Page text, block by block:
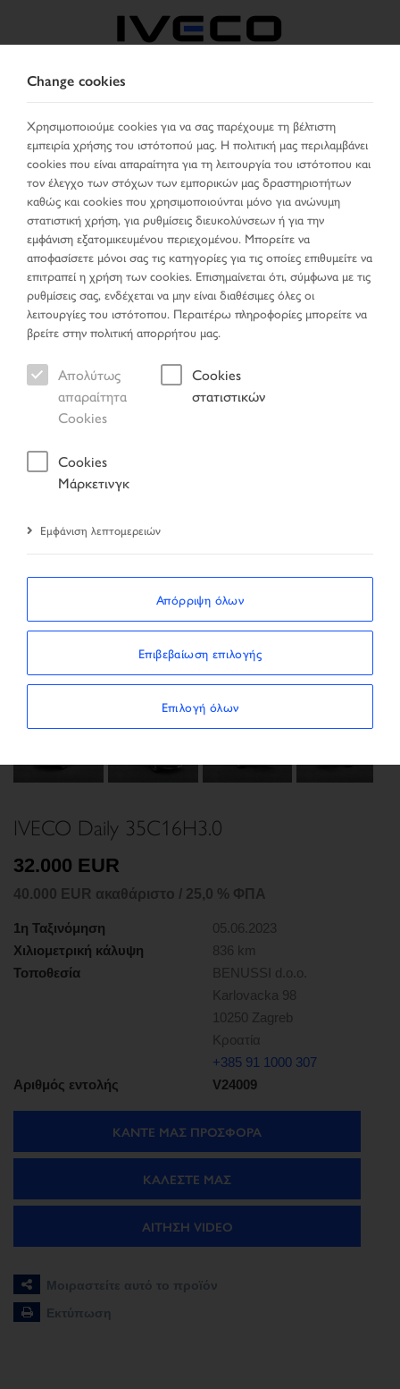
ΕΠΙΛΈΞΤΕ ΧΏΡΑ ΑΛΛΑΞΕ ΓΛΏΣΣΑ
Toggle
navigation
MENU
Όχημα
Σελίδα έναρξης
IVECO Daily 35C16H3.0
32.000 EUR
40.000 EUR ακαθάριστο / 25,0 % ΦΠΑ
1η Ταξινόμηση
05.06.2023
Χιλιομετρική κάλυψη
836 km
Τοποθεσία
BENUSSI d.o.o.
Karlovacka 98
10250 Zagreb
Κροατία
+385 91 1000 307
Αριθμός εντολής
V24009
ΚΑΝΤΕ ΜΑΣ ΠΡΟΣΦΟΡΑ
ΚΑΛΈΣΤΕ ΜΑΣ
ΑΊΤΗΣΗ VIDEO
Μοιραστείτε αυτό το προϊόν
Εκτύπωση
Change cookies
Χρησιμοποιούμε cookies για να σας παρέχουμε τη βέλτιστη
εμπειρία χρήσης του ιστότοπού μας. Η πολιτική μας περιλαμβάνει
cookies που είναι απαραίτητα για τη λειτουργία του ιστότοπου και
τον έλεγχο των στόχων των εμπορικών μας δραστηριοτήτων
καθώς και cookies που χρησιμοποιούνται μόνο για ανώνυμη
στατιστική χρήση, για ρυθμίσεις διευκολύνσεων ή για την
εμφάνιση εξατομικευμένου περιεχομένου. Μπορείτε να
αποφασίσετε μόνοι σας τις κατηγορίες για τις οποίες επιθυμείτε να
επιτραπεί η χρήση των cookies. Επισημαίνεται ότι, σύμφωνα με τις
ρυθμίσεις σας, ενδέχεται να μην είναι διαθέσιμες όλες οι
λειτουργίες του ιστότοπου. Περαιτέρω πληροφορίες μπορείτε να
βρείτε στην πολιτική απορρήτου μας.
Απολύτως
απαραίτητα
Cookies
Cookies
στατιστικών
Cookies
Μάρκετινγκ
Εμφάνιση λεπτομερειών
Απόρριψη όλων
Επιβεβαίωση επιλογής
Επιλογή όλων